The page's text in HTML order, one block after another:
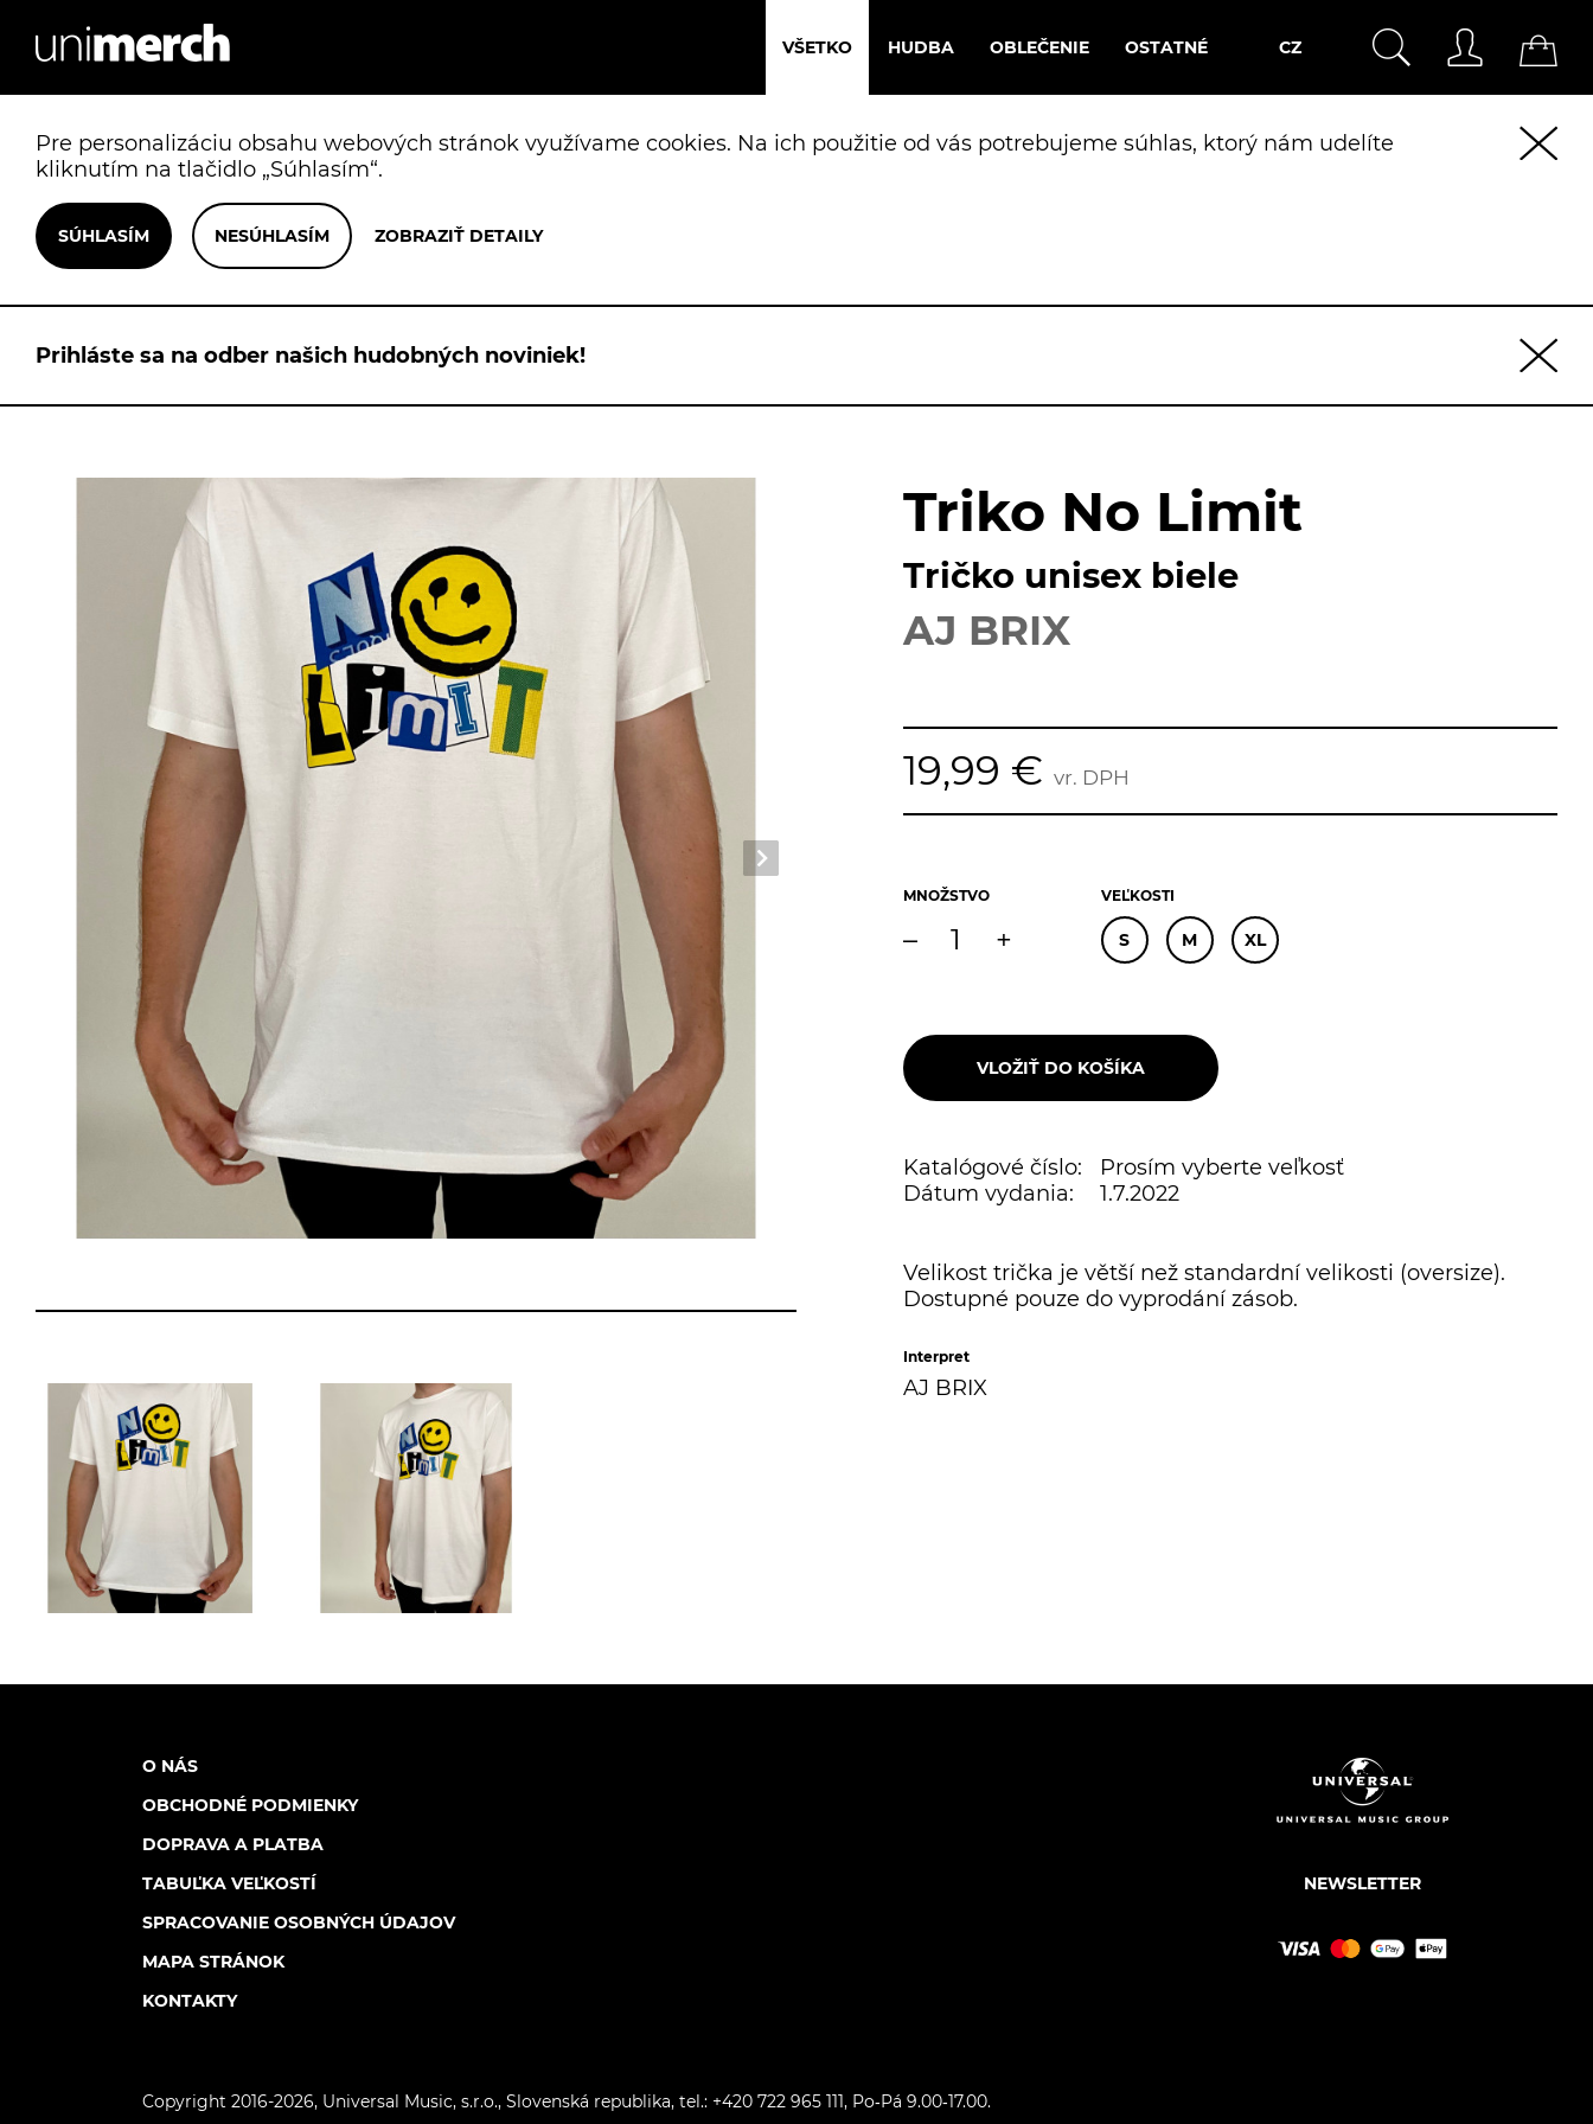
CZ
VŠETKO HUDBA OBLEČENIE OSTATNÉ
Pre personalizáciu obsahu webových stránok využívame cookies. Na ich použitie od vás potrebujeme súhlas, ktorý nám udelíte
kliknutím na tlačidlo „Súhlasím“.
Prihláste sa na odber našich hudobných noviniek!
Triko No Limit
Tričko unisex biele
AJ BRIX
19,99 € vr. DPH
MNOŽSTVO
– +
VEĽKOSTI
Katalógové číslo:
Prosím vyberte veľkosť
Dátum vydania:
1.7.2022
Velikost trička je větší než standardní velikosti (oversize).
Dostupné pouze do vyprodání zásob.
Interpret
AJ BRIX
NEWSLETTER
O NÁS
OBCHODNÉ PODMIENKY
DOPRAVA A PLATBA
TABUĽKA VEĽKOSTÍ
SPRACOVANIE OSOBNÝCH ÚDAJOV
MAPA STRÁNOK
KONTAKTY
Copyright 2016-2026, Universal Music, s.r.o., Slovenská republika, tel.: +420 722 965 111, Po‑Pá 9.00‑17.00.